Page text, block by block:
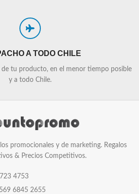
A TODO CHILE
de tu producto, en el menor tiempo posible
y a todo Chile.
promocionales y de marketing. Regalos
& Precios Competitivos.
4753
6845 2655